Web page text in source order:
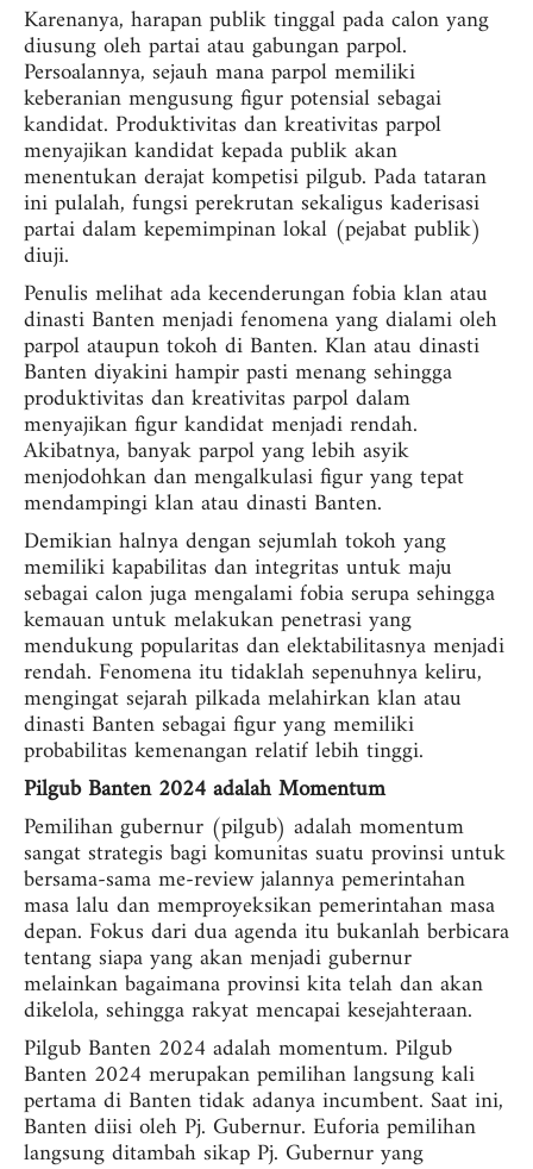
Karenanya, harapan publik tinggal pada calon yang
diusung oleh partai atau gabungan parpol.
Persoalannya, sejauh mana parpol memiliki
keberanian mengusung figur potensial sebagai
kandidat. Produktivitas dan kreativitas parpol
menyajikan kandidat kepada publik akan
menentukan derajat kompetisi pilgub. Pada tataran
ini pulalah, fungsi perekrutan sekaligus kaderisasi
partai dalam kepemimpinan lokal (pejabat publik)
diuji.
Penulis melihat ada kecenderungan fobia klan atau
dinasti Banten menjadi fenomena yang dialami oleh
parpol ataupun tokoh di Banten. Klan atau dinasti
Banten diyakini hampir pasti menang sehingga
produktivitas dan kreativitas parpol dalam
menyajikan figur kandidat menjadi rendah.
Akibatnya, banyak parpol yang lebih asyik
menjodohkan dan mengalkulasi figur yang tepat
mendampingi klan atau dinasti Banten.
Demikian halnya dengan sejumlah tokoh yang
memiliki kapabilitas dan integritas untuk maju
sebagai calon juga mengalami fobia serupa sehingga
kemauan untuk melakukan penetrasi yang
mendukung popularitas dan elektabilitasnya menjadi
rendah. Fenomena itu tidaklah sepenuhnya keliru,
mengingat sejarah pilkada melahirkan klan atau
dinasti Banten sebagai figur yang memiliki
probabilitas kemenangan relatif lebih tinggi.
Pilgub Banten 2024 adalah Momentum
Pemilihan gubernur (pilgub) adalah momentum
sangat strategis bagi komunitas suatu provinsi untuk
bersama-sama me-review jalannya pemerintahan
masa lalu dan memproyeksikan pemerintahan masa
depan. Fokus dari dua agenda itu bukanlah berbicara
tentang siapa yang akan menjadi gubernur
melainkan bagaimana provinsi kita telah dan akan
dikelola, sehingga rakyat mencapai kesejahteraan.
Pilgub Banten 2024 adalah momentum. Pilgub
Banten 2024 merupakan pemilihan langsung kali
pertama di Banten tidak adanya incumbent. Saat ini,
Banten diisi oleh Pj. Gubernur. Euforia pemilihan
langsung ditambah sikap Pj. Gubernur yang